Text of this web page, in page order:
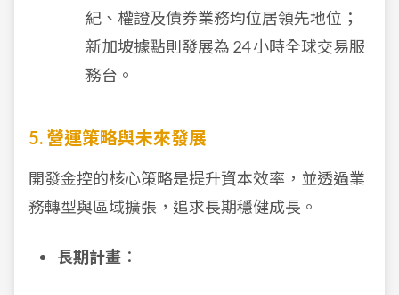
紀、權證及債券業務均位居領先地位；
新加坡據點則發展為 24 小時全球交易服
務台。
5. 營運策略與未來發展
開發金控的核心策略是提升資本效率，並透過業
務轉型與區域擴張，追求長期穩健成長。
長期計畫 ：